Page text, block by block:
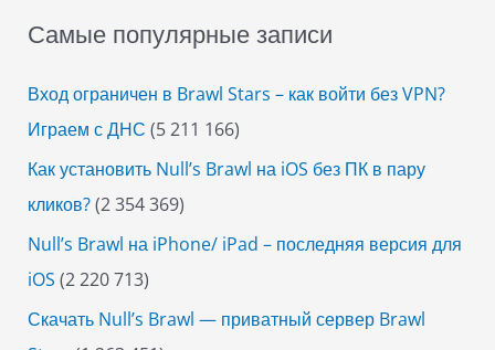
Самые популярные записи
Вход ограничен в Brawl Stars – как войти без VPN?
Играем с ДНС (5 211 166)
Как установить Null’s Brawl на iOS без ПК в пару
кликов?(2 354 369)
Null’s Brawl на iPhone/ iPad – последняя версия для
iOS (2 220 713)
Скачать Null’s Brawl — приватный сервер Brawl